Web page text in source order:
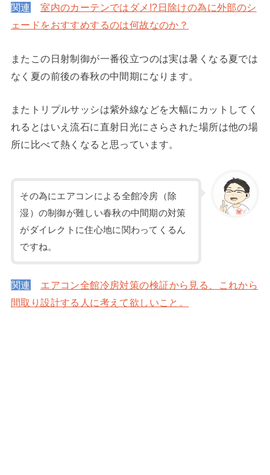
関連
室内のカーテンではダメ!?日除けの為に外部のシ
ェードをおすすめするのは何故なのか？
またこの日射制御が一番役立つのは実は暑くなる夏では
なく夏の前後の春秋の中間期になります。
またトリプルサッシは紫外線などを大幅にカットしてく
れるとはいえ流石に直射日光にさらされた場所は他の場
所に比べて熱くなると思っています。
その為にエアコンによる全館冷房（除
湿）の制御が難しい春秋の中間期の対策
がダイレクトに住心地に関わってくるん
ですね。
関連
エアコン全館冷房対策の検証から見る、これから
間取り設計する人に考えて欲しいこと。